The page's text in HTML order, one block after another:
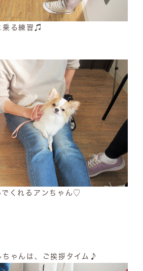
乗る練習♫
でくれるアンちゃん♡
ちゃんは、ご挨拶タイム♪